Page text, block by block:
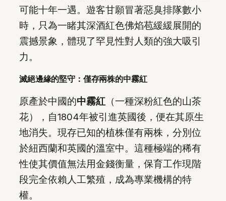
可能十年一遇。遊客甘願冒著惡臭排隊數小
時，只為一睹其深酒紅色佛焰苞緩緩展開的
震撼景象，體現了罕見性對人類的強大吸引
力。
滅絕邊緣的堅守：僅存兩株的中霧紅
原產於中國的中霧紅 （一種深粉紅色的山茶
花），自1804年被引進英國後，便在其原生
地消失。現存已知的植株僅有兩株，分別位
於紐西蘭和英國的溫室中。這種極端的稀有
性使其價值無法用金錢衡量，保育工作現階
段完全依賴人工繁殖，成為專業機構的特
權。